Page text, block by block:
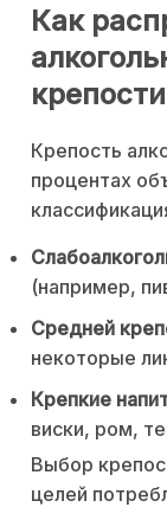
Как
Крепость
процентах
(например,
Средней
некоторые
Крепкие
виски, ром,
Выбор
целей